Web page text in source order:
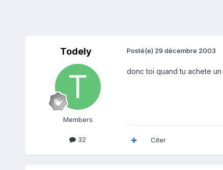
Todely
Members
32
Posté(e) 29 décembre 2003
donc toi quand tu achete
Citer